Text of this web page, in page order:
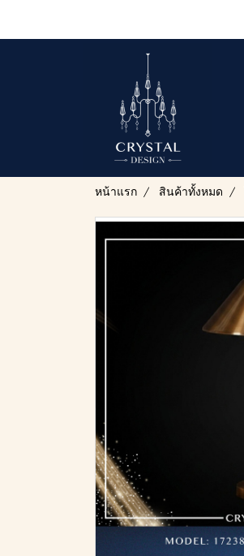
หน้าแรก สินค้าทั้งหมด